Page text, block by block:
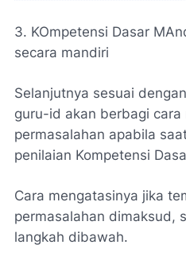
3. KOmpetensi Dasar
secara mandiri
Selanjutnya sesuai
guru-id akan berbagi cara
permasalahan apabila
penilaian Kompetensi
Cara mengatasinya jika
permasalahan dimaksud,
langkah dibawah.